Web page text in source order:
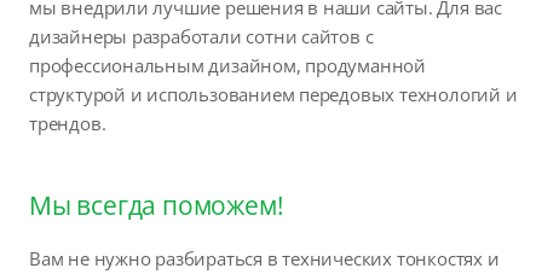
мы внедрили лучшие решения в наши сайты. Для вас
дизайнеры разработали сотни сайтов с
профессиональным дизайном, продуманной
структурой и использованием передовых технологий и
трендов.
Мы всегда поможем!
Вам не нужно разбираться в технических тонкостях и